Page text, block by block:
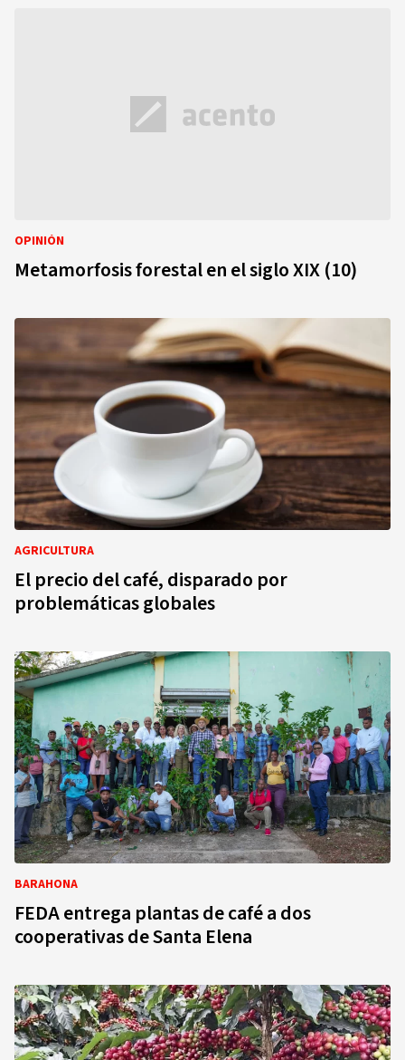
OPINIÓN
Metamorfosis forestal en el siglo XIX (10)
AGRICULTURA
El precio del café, disparado por
problemáticas globales
BARAHONA
FEDA entrega plantas de café a dos
cooperativas de Santa Elena